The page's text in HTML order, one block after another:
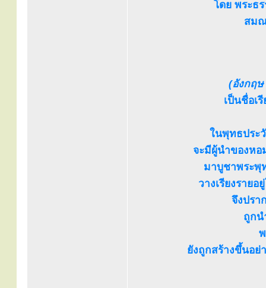
โดย พระธ
สมณ
(อังกฤษ
เป็นชื่อเ
ในพุทธประ
จะมีผู้นำของหอ
มาบูชาพระพุ
วางเรียงราย
จึงปรา
ถูกน
ยังถูกสร้างขึ้นอย่